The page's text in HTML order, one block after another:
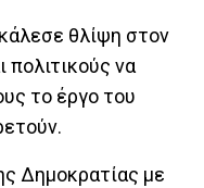
θλίψη στον
πολιτικούς να
το έργο του
Δημοκρατίας με